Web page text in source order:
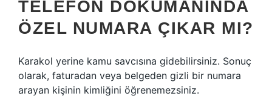
TELEFON DÖKÜMANINDA
ÖZEL NUMARA ÇIKAR MI?
Karakol yerine kamu savcısına gidebilirsiniz. Sonuç
olarak, faturadan veya belgeden gizli bir numara
arayan kişinin kimliğini öğrenemezsiniz.